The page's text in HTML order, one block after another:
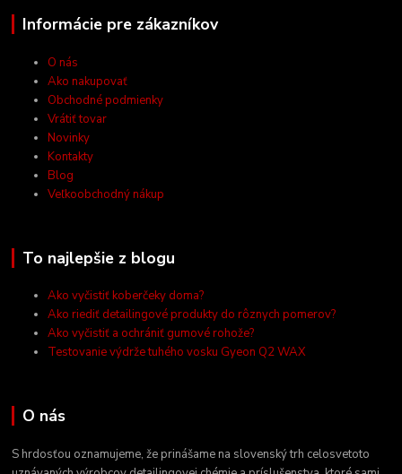
Informácie pre zákazníkov
O nás
Ako nakupovať
Obchodné podmienky
Vrátiť tovar
Novinky
Kontakty
Blog
Veľkoobchodný nákup
To najlepšie z blogu
Ako vyčistiť koberčeky doma?
Ako riediť detailingové produkty do rôznych pomerov?
Ako vyčistiť a ochrániť gumové rohože?
Testovanie výdrže tuhého vosku Gyeon Q2 WAX
O nás
S hrdosťou oznamujeme, že prinášame na slovenský trh celosvetoto